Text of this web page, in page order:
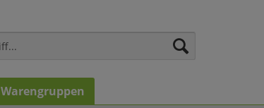
Warengruppen